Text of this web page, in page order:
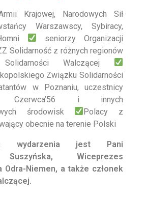
Krajowej, Narodowych Sił
Warszawscy, Sybiracy,
seniorzy Organizacji
Solidarność z różnych regionów
Solidarności Walczącej
Związku Solidarności
w Poznaniu, uczestnicy
Czerwca’56 i innych
środowisk
Polacy z
obecnie na terenie Polski
wydarzenia jest Pani
Suszyńska, Wiceprezes
Odra-Niemen, a także członek